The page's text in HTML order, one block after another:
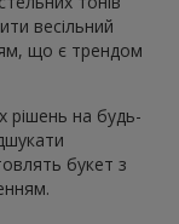
весільний
що є трендом
рішень на будь-
букет з